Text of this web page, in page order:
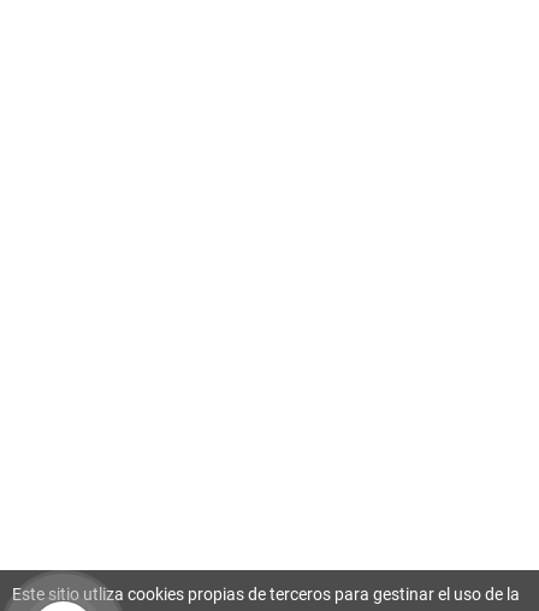
Este sitio utliza cookies propias de terceros para gestinar el uso de la